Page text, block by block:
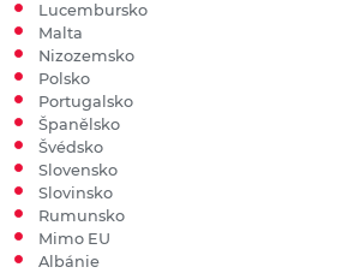
Lucembursko
Malta
Nizozemsko
Polsko
Portugalsko
Španělsko
Švédsko
Slovensko
Slovinsko
Rumunsko
Mimo EU
Albánie